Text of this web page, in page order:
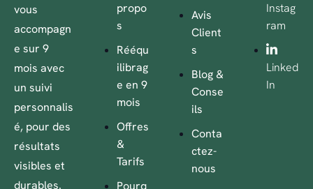
vous
accompagn
e sur 9
mois avec
un suivi
personnalis
é, pour des
résultats
visibles et
durables.
propo
s
Rééqu
ilibrag
e en 9
mois
Offres
&
Tarifs
Avis
Client
s
Blog &
Conse
ils
Conta
ctez-
nous
Instag
ram
Linked
In